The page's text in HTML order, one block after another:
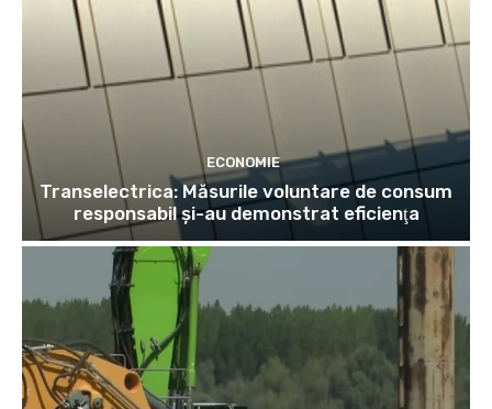
ECONOMIE
Transelectrica: Măsurile voluntare de consum
responsabil şi-au demonstrat eficienţa